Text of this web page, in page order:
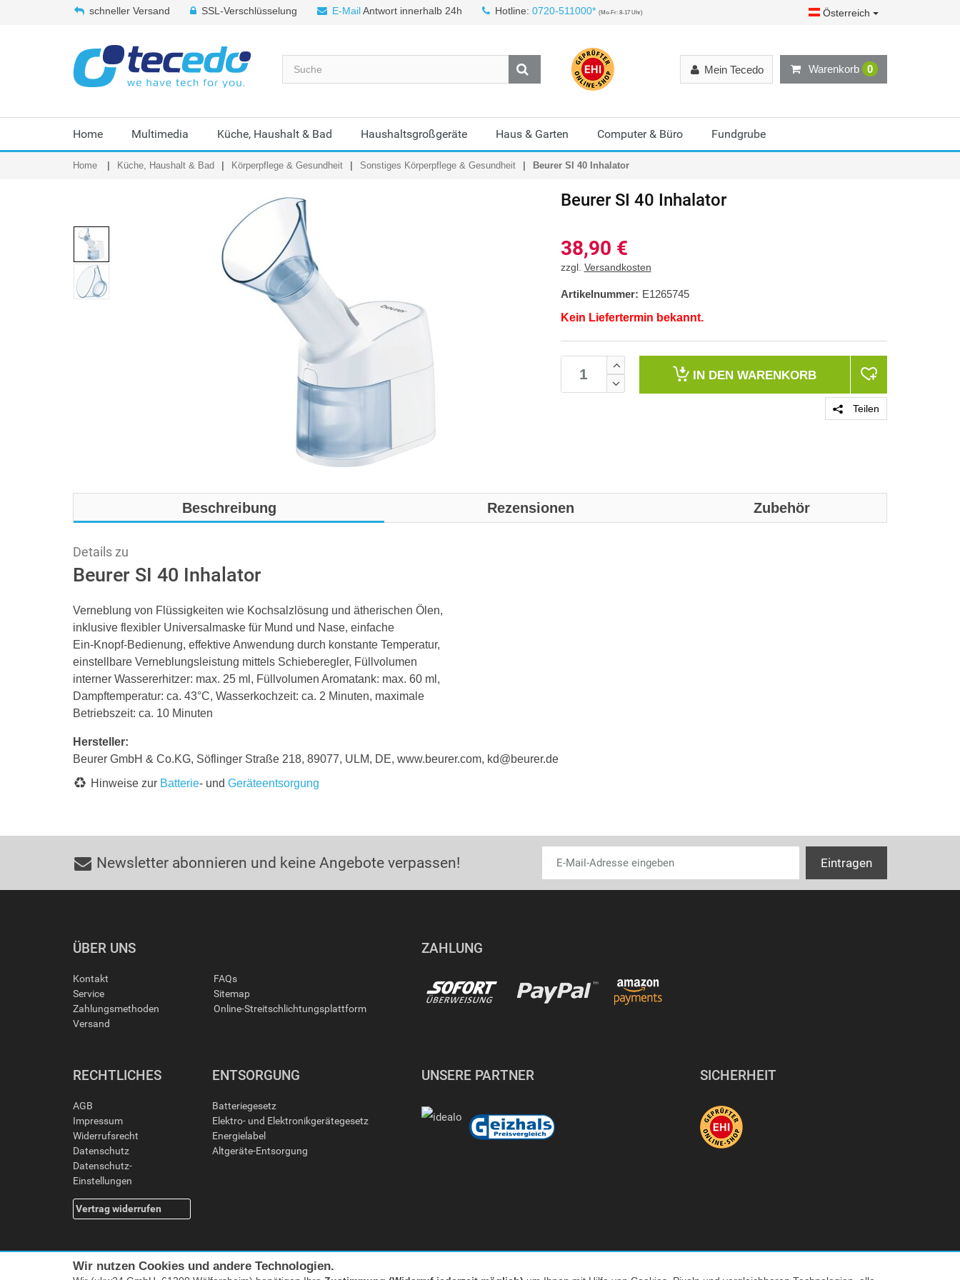
schneller Versand SSL-Verschlüsselung E-MailAntwort innerhalb 24h Hotline: 0720-511000* (Mo-Fr: 8-17 Uhr) Österreich
Warenkorb 0
Mein Tecedo
Home Multimedia Küche, Haushalt & Bad Haushaltsgroßgeräte Haus & Garten Computer & Büro Fundgrube
Home Küche, Haushalt & Bad Körperpflege & Gesundheit Sonstiges Körperpflege & Gesundheit Beurer SI 40 Inhalator
Beurer SI 40 Inhalator
38,90 €
zzgl. Versandkosten
Artikelnummer: E1265745
Kein Liefertermin bekannt.
IN DEN WARENKORB
Teilen
Beschreibung Rezensionen Zubehör
Details zu
Beurer SI 40 Inhalator
Verneblung von Flüssigkeiten wie Kochsalzlösung und ätherischen Ölen,
inklusive flexibler Universalmaske für Mund und Nase, einfache
Ein-Knopf-Bedienung, effektive Anwendung durch konstante Temperatur,
einstellbare Verneblungsleistung mittels Schieberegler, Füllvolumen
interner Wassererhitzer: max. 25 ml, Füllvolumen Aromatank: max. 60 ml,
Dampftemperatur: ca. 43°C, Wasserkochzeit: ca. 2 Minuten, maximale
Betriebszeit: ca. 10 Minuten
Hersteller:
Beurer GmbH & Co.KG, Söflinger Straße 218, 89077, ULM, DE, www.beurer.com, kd@beurer.de
Hinweise zur Batterie- und Geräteentsorgung
Newsletter abonnieren und keine Angebote verpassen!
ÜBER UNS
Kontakt
Service
Zahlungsmethoden
Versand
FAQs
Sitemap
Online-Streitschlichtungsplattform
ZAHLUNG
RECHTLICHES
AGB
Impressum
Widerrufsrecht
Datenschutz
Datenschutz-
Einstellungen
Vertrag widerrufen
ENTSORGUNG
Batteriegesetz
Elektro- und Elektronikgerätegesetz
Energielabel
Altgeräte-Entsorgung
UNSERE PARTNER SICHERHEIT
Wir nutzen Cookies und andere Technologien.